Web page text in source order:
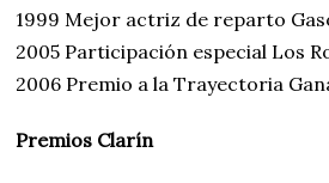
1999 Mejor actriz de reparto
2005 Participación especial Los
2006 Premio a la Trayectoria
Premios Clarín